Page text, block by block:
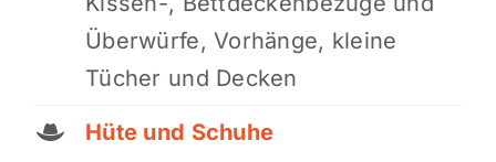
Überwürfe, Vorhänge, kleine
Tücher und Decken
Hüte und Schuhe